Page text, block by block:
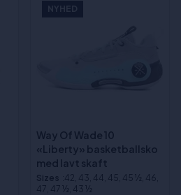
NYHED
Way Of Wade 10
«Liberty» basketballsko
med lavt skaft
Sizes :42, 43, 44, 45, 45 ½, 46,
47, 47 ½, 43 ½